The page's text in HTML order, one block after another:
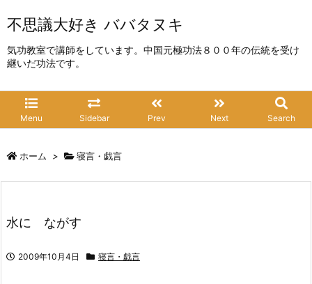
不思議大好き ババタヌキ
気功教室で講師をしています。中国元極功法８００年の伝統を受け
継いだ功法です。
Menu Sidebar Prev Next Search
ホーム > 寝言・戯言
水に ながす
2009年10月4日 寝言・戯言